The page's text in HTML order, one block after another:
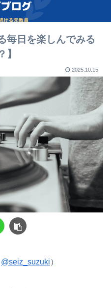
毎日を楽しんでみる
】
2025.10.15
@seiz_suzuki）